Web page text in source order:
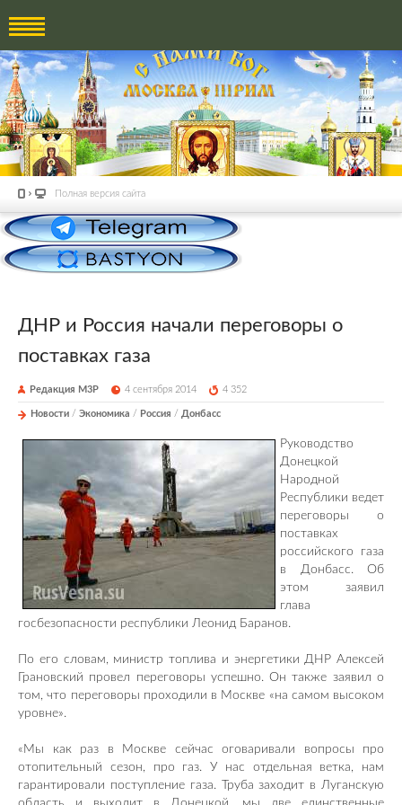
Полная версия сайта
ДНР и Россия начали переговоры о
поставках газа
Редакция М3Р 4 сентября 2014 4 352
Новости / Экономика / Россия / Донбасс
Руководство
Донецкой
Народной
Республики ведет
переговоры о
поставках
российского газа
в Донбасс. Об
этом заявил
глава
госбезопасности республики Леонид Баранов.
По его словам, министр топлива и энергетики ДНР Алексей
Грановский провел переговоры успешно. Он также заявил о
том, что переговоры проходили в Москве «на самом высоком
уровне».
«Мы как раз в Москве сейчас оговаривали вопросы про
отопительный сезон, про газ. У нас отдельная ветка, нам
гарантировали поступление газа. Труба заходит в Луганскую